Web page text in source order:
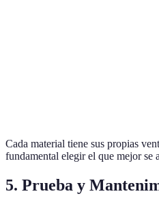
Cada material tiene sus propias
fundamental elegir el que mejor se
5. Prueba y